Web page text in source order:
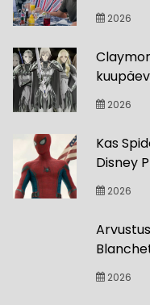
2026
2026
Kas
Disney
2026
2026